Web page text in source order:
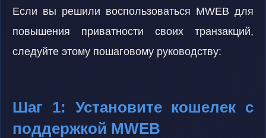
Если вы решили воспользоваться MWEB для
повышения приватности своих транзакций,
следуйте этому пошаговому руководству:
Шаг 1: Установите кошелек с
поддержкой MWEB